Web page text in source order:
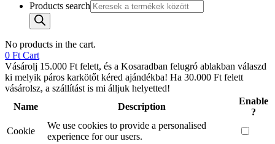
Products search
No products in the cart.
0 Ft Cart
Vásárolj 15.000 Ft felett, és a Kosaradban felugró ablakban válaszd
ki melyik páros karkötőt kéred ajándékba! Ha 30.000 Ft felett
vásárolsz, a szállítást is mi álljuk helyetted!
Name
Description
Enable
?
Cookie
We use cookies to provide a personalised
experience for our users.